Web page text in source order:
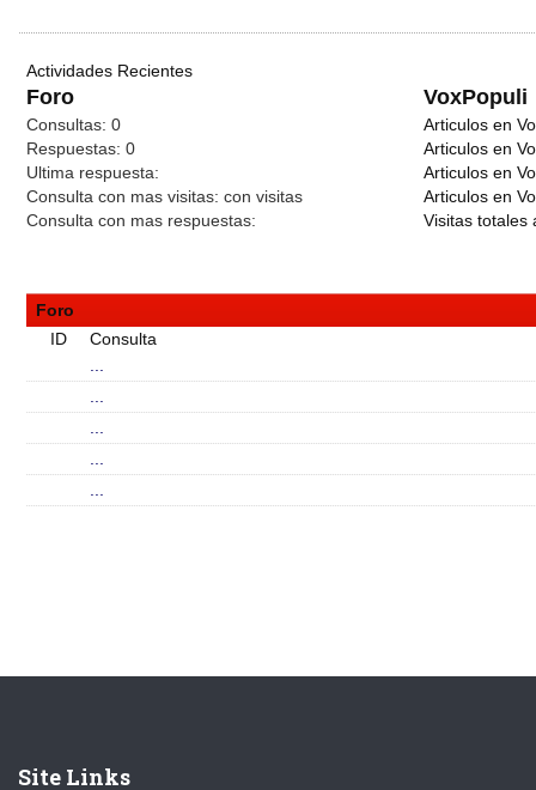
Actividades Recientes
Foro VoxPopuli
Consultas: 0
Respuestas: 0
Ultima respuesta:
Consulta con mas visitas: con visitas
Consulta con mas respuestas:
Articulos en
Articulos en
Articulos en
Articulos en
Visitas totales
Foro
ID
Consulta
Site Links